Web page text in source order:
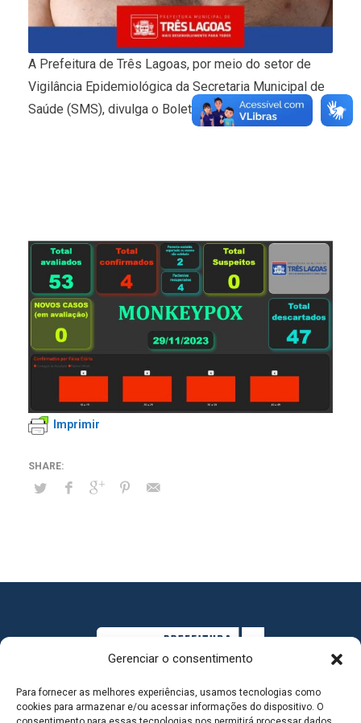
Gerenciar o consentimento
Para fornecer as melhores experiências, usamos tecnologias como
cookies para armazenar e/ou acessar informações do dispositivo. O
A Prefeitura de Três Lagoas, por meio do setor de
Vigilância Epidemiológica da Secretaria Municipal de
Saúde (SMS), divulga o Boletim Monkeypox.
Imprimir